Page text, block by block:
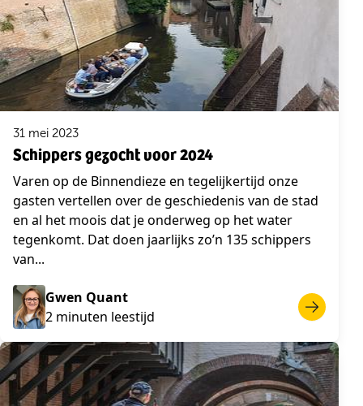
31 mei 2023
Schippers gezocht voor 2024
Varen op de Binnendieze en tegelijkertijd onze
gasten vertellen over de geschiedenis van de stad
en al het moois dat je onderweg op het water
tegenkomt. Dat doen jaarlijks zo’n 135 schippers
van...
Gwen Quant
2 minuten leestijd